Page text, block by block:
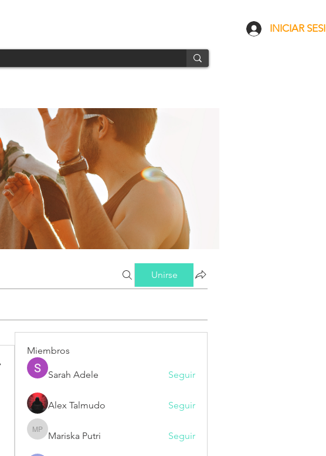
Unirse
Miembros
Sarah Adele Seguir
Alex Talmudo Seguir
Mariska Putri
Mariska Putri Seguir
INICIAR